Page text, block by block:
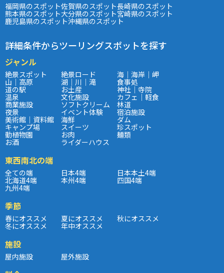
福岡県のスポット佐賀県のスポット長崎県のスポット
熊本県のスポット大分県のスポット宮崎県のスポット
鹿児島県のスポット沖縄県のスポット
詳細条件からツーリングスポットを探す
ジャンル
絶景スポット 絶景ロード 海｜海岸｜岬
山｜高原 湖｜川｜滝 食事処
道の駅 お土産 神社｜寺院
温泉 文化施設 カフェ｜軽食
商業施設 ソフトクリーム 林道
夜景 イベント体験 宿泊施設
美術館｜資料館 海鮮 ダム
キャンプ場 スイーツ 珍スポット
動植物園 お肉 麺類
お酒 ライダーハウス
東西南北の端
全ての端 日本4端 日本本土4端
北海道4端 本州4端 四国4端
九州4端
季節
春にオススメ 夏にオススメ 秋にオススメ
冬にオススメ 年中オススメ
施設
屋内施設 屋外施設